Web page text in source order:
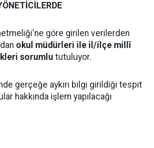
göre girilen verilerden
okul müdürleri ile il/ilçe millî
sorumlu tutuluyor.
gerçeğe aykırı bilgi girildiği tespit
hakkında işlem yapılacağı